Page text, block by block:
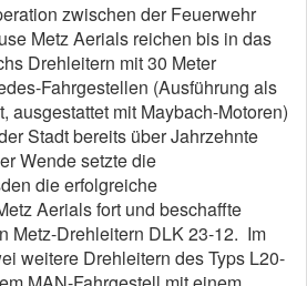
zwischen der Feuerwehr
Metz Aerials reichen bis in das
Drehleitern mit 30 Meter
Fahrgestellen (Ausführung als
ausgestattet mit Maybach-Motoren)
Stadt bereits über Jahrzehnte
Wende setzte die
die erfolgreiche
Aerials fort und beschaffte
Metz-Drehleitern DLK 23-12. Im
weitere Drehleitern des Typs L20-